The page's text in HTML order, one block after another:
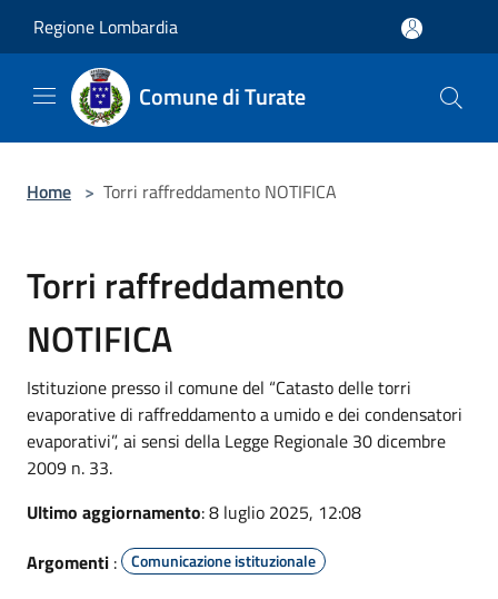
Regione Lombardia
Comune di Turate
Home > Torri raffreddamento NOTIFICA
Torri raffreddamento
NOTIFICA
Istituzione presso il comune del “Catasto delle torri
evaporative di raffreddamento a umido e dei condensatori
evaporativi”, ai sensi della Legge Regionale 30 dicembre
2009 n. 33.
Ultimo aggiornamento: 8 luglio 2025, 12:08
Argomenti : Comunicazione istituzionale